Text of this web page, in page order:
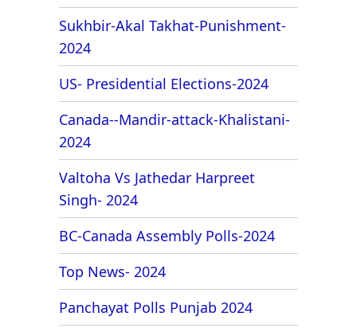
Sukhbir-Akal Takhat-Punishment-
2024
US- Presidential Elections-2024
Canada--Mandir-attack-Khalistani-
2024
Valtoha Vs Jathedar Harpreet
Singh- 2024
BC-Canada Assembly Polls-2024
Top News- 2024
Panchayat Polls Punjab 2024